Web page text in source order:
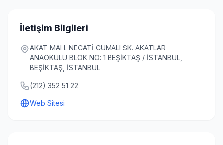
İletişim Bilgileri
AKAT MAH. NECATİ CUMALI SK. AKATLAR
ANAOKULU BLOK NO: 1 BEŞİKTAŞ / İSTANBUL,
BEŞİKTAŞ, İSTANBUL
(212) 352 51 22
Web Sitesi